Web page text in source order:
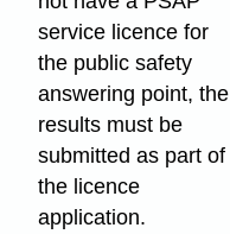
service licence for
the public safety
answering point, the
results must be
submitted as part of
the licence
application.